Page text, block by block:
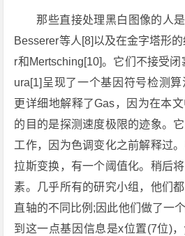
那些直接处理黑白图像的人
Besserer等人[8]以及在金字塔形
r和Mertsching[10]。它们不接受
ura[1]呈现了一个基因符号检测
更详细地解释了Gas，因为在本
的目的是探测速度极限的迹象。
工作，因为色调变化之前解释过
拉斯变换，有一个阈值化。稍后
素。几乎所有的研究小组，他们
直轴的不同比例;因此他们做了一
到这一点基因信息是x位置(7位)